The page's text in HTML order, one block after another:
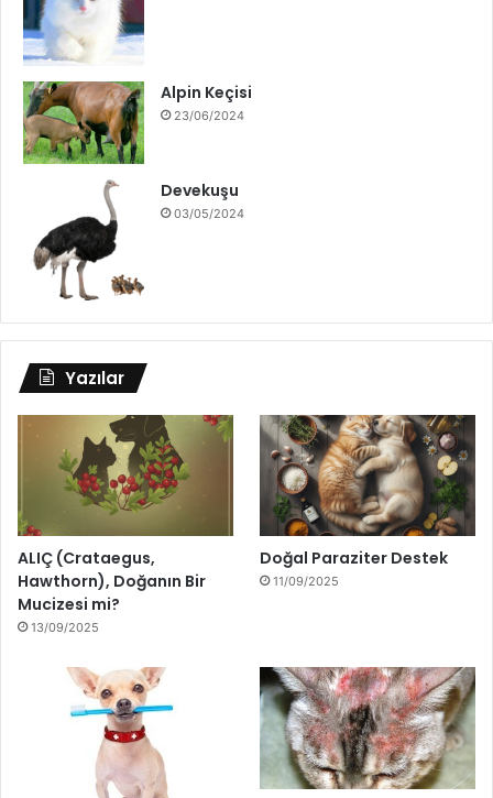
Alpin Keçisi
23/06/2024
Devekuşu
03/05/2024
Yazılar
ALIÇ (Crataegus,
Hawthorn), Doğanın Bir
Mucizesi mi?
13/09/2025
Doğal Paraziter Destek
11/09/2025